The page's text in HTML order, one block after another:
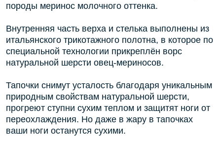
породы меринос молочного оттенка.
Внутренняя часть верха и стелька выполнены из
итальянского трикотажного полотна, в которое по
специальной технологии прикреплён ворс
натуральной шерсти овец-мериносов.
Тапочки снимут усталость благодаря уникальным
природным свойствам натуральной шерсти,
прогреют ступни сухим теплом и защитят ноги от
переохлаждения. Но даже в жару в тапочках
ваши ноги останутся сухими.